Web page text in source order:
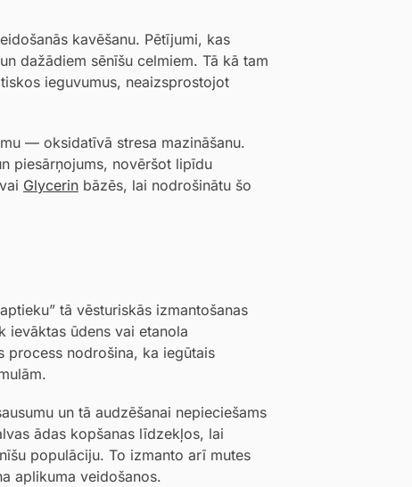
kavēšanu. Pētījumi, kas
dažādiem sēnīšu celmiem. Tā kā tam
ieguvumus, neaizsprostojot
— oksidatīvā stresa mazināšanu.
piesārņojums, novēršot lipīdu
vai Glycerin bāzēs, lai nodrošinātu šo
tā vēsturiskās izmantošanas
ievāktas ūdens vai etanola
process nodrošina, ka iegūtais
un tā audzēšanai nepieciešams
ādas kopšanas līdzekļos, lai
populāciju. To izmanto arī mutes
aplikuma veidošanos.